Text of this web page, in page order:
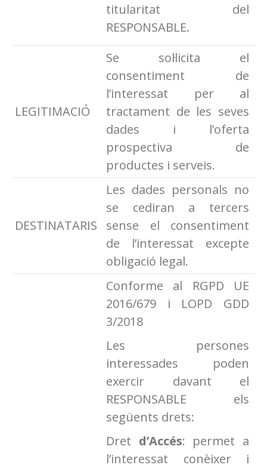
titularitat del
RESPONSABLE.
LEGITIMACIÓ
Se sol·licita el
consentiment de
l’interessat per al
tractament de les seves
dades i l’oferta
prospectiva de
productes i serveis.
DESTINATARIS
Les dades personals no
se cediran a tercers
sense el consentiment
de l’interessat excepte
obligació legal.
Conforme al RGPD UE
2016/679 i LOPD GDD
3/2018
Les persones
interessades poden
exercir davant el
RESPONSABLE els
següents drets:
Dret d’Accés: permet a
l’interessat conèixer i